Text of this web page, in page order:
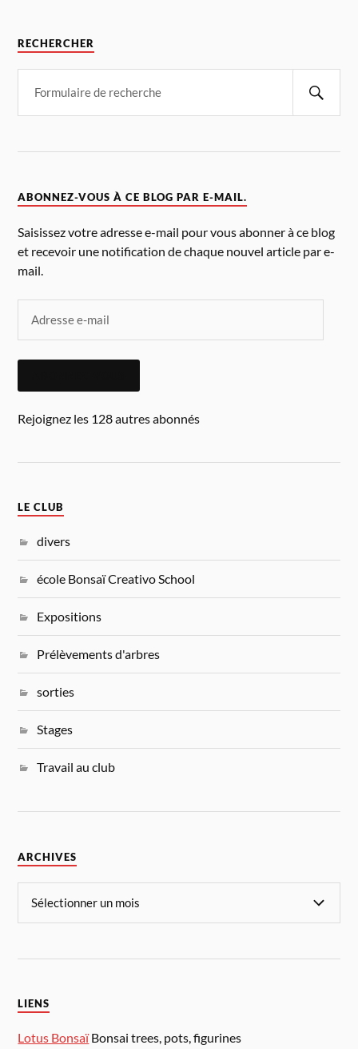
RECHERCHER
ABONNEZ-VOUS À CE BLOG PAR E-MAIL.
Saisissez votre adresse e-mail pour vous abonner à ce blog
et recevoir une notification de chaque nouvel article par e-
mail.
Rejoignez les 128 autres abonnés
LE CLUB
divers
école Bonsaï Creativo School
Expositions
Prélèvements d'arbres
sorties
Stages
Travail au club
ARCHIVES
LIENS
Lotus BonsaïBonsai trees, pots, figurines